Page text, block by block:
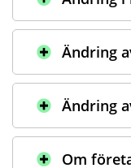
Ändring
Ändring
Om